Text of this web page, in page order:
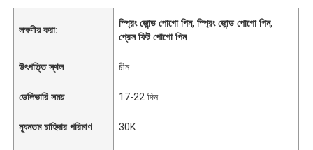
লক্ষণীয় করা:
স্প্রিং জোন্ড পোগো পিন,স্প্রিং জোন্ড পোগো পিন,
প্রেস ফিট পোগো পিন
উৎপত্তি স্থল চীন
ডেলিভারি সময় 17-22 দিন
ন্যূনতম চাহিদার পরিমাণ 30K